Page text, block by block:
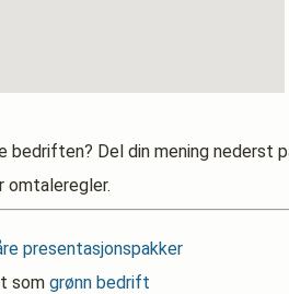
bedriften? Del din mening nederst
omtaleregler.
presentasjonspakker
som grønn bedrift